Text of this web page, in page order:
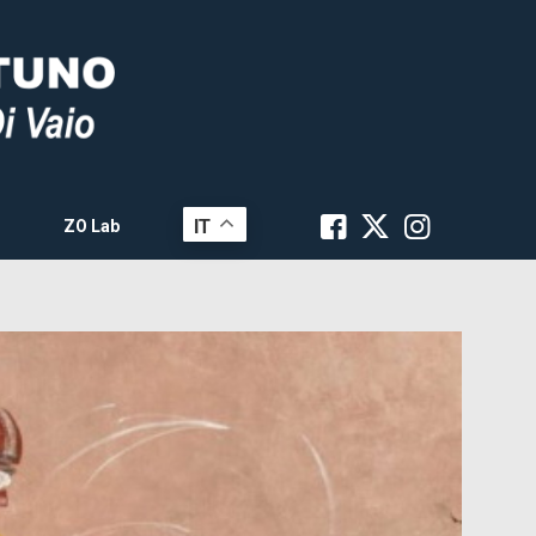
ZO Lab IT